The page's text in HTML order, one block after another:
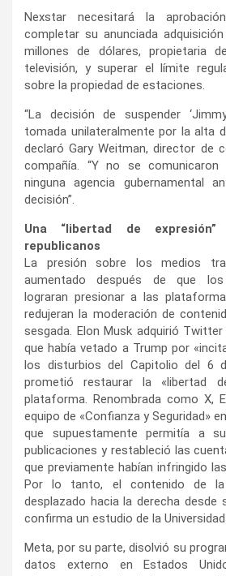
Nexstar necesitará la
completar su anunciada
millones de dólares, propietaria
televisión, y superar el límite
sobre la propiedad de estaciones.
“La decisión de suspender
tomada unilateralmente por la alta
declaró Gary Weitman, director de
compañía. “Y no se
ninguna agencia gubernamental
decisión”.
Una “libertad de
republicanos
La presión sobre los medios
aumentado después de que los
lograran presionar a las
redujeran la moderación de
sesgada. Elon Musk adquirió
que había vetado a Trump por
los disturbios del Capitolio del 6
prometió restaurar la «libertad
plataforma. Renombrada como X,
equipo de «Confianza y Seguridad»
que supuestamente permitía a
publicaciones y restableció las
que previamente habían infringido
Por lo tanto, el contenido de
desplazado hacia la derecha desde
confirma un estudio de la
Meta, por su parte, disolvió su
datos externo en Estados